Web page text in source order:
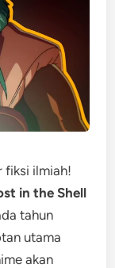
fiksi ilmiah!
in the Shell
tahun
utama
akan